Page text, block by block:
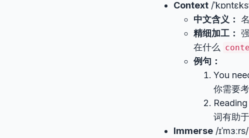
Context /
中文含义：
精细加工：
在什么
例句：
You
你需要
词有助
Immerse /ɪˈmɜːrs/